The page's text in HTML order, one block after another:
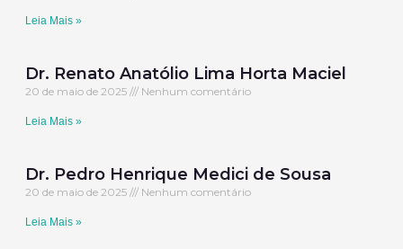
Leia Mais »
Dr. Renato Anatólio Lima Horta Maciel
20 de maio de 2025 Nenhum comentário
Leia Mais »
Dr. Pedro Henrique Medici de Sousa
20 de maio de 2025 Nenhum comentário
Leia Mais »